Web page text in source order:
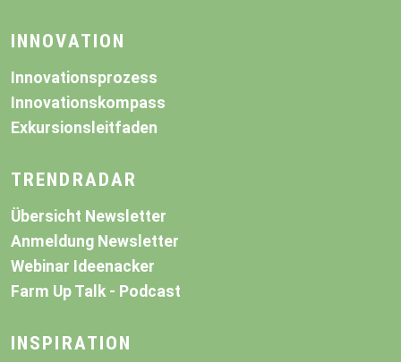
INNOVATION
Innovationsprozess
Innovationskompass
Exkursionsleitfaden
TRENDRADAR
Übersicht Newsletter
Anmeldung Newsletter
Webinar Ideenacker
Farm Up Talk - Podcast
INSPIRATION